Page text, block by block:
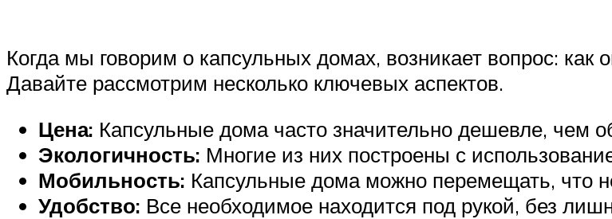
Когда мы говорим о капсульных домах, возникает вопрос:
Давайте рассмотрим несколько ключевых аспектов.
Цена: Капсульные дома часто значительно дешевле, чем
Экологичность: Многие из них построены с
Мобильность: Капсульные дома можно перемещать, что
Удобство: Все необходимое находится под рукой, без